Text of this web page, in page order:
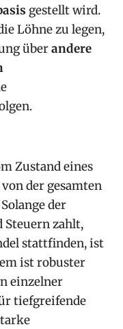
gestellt wird.
Löhne zu legen,
überandere
Zustand eines
der gesamten
Solange der
zahlt,
stattfinden, ist
ist robuster
einzelner
tiefgreifende